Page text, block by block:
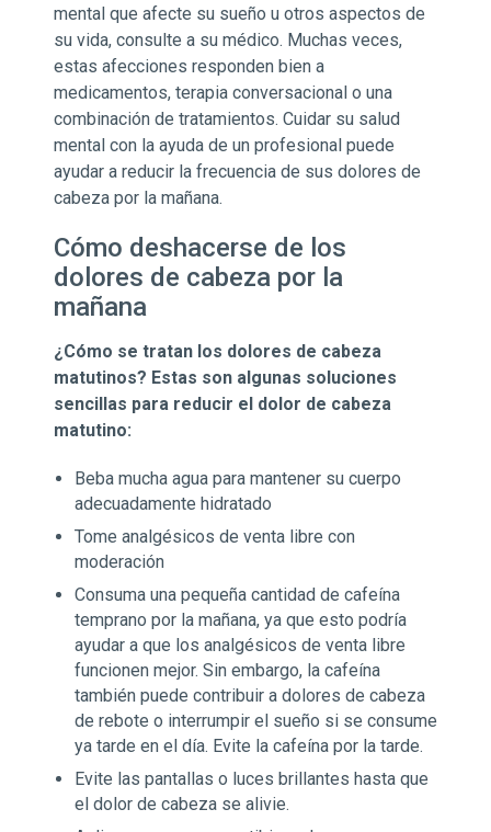
mental que afecte su sueño u otros aspectos de
su vida, consulte a su médico. Muchas veces,
estas afecciones responden bien a
medicamentos, terapia conversacional o una
combinación de tratamientos. Cuidar su salud
mental con la ayuda de un profesional puede
ayudar a reducir la frecuencia de sus dolores de
cabeza por la mañana.
Cómo deshacerse de los
dolores de cabeza por la
mañana
¿Cómo se tratan los dolores de cabeza
matutinos? Estas son algunas soluciones
sencillas para reducir el dolor de cabeza
matutino:
Beba mucha agua para mantener su cuerpo
adecuadamente hidratado
Tome analgésicos de venta libre con
moderación
Consuma una pequeña cantidad de cafeína
temprano por la mañana, ya que esto podría
ayudar a que los analgésicos de venta libre
funcionen mejor. Sin embargo, la cafeína
también puede contribuir a dolores de cabeza
de rebote o interrumpir el sueño si se consume
ya tarde en el día. Evite la cafeína por la tarde.
Evite las pantallas o luces brillantes hasta que
el dolor de cabeza se alivie.